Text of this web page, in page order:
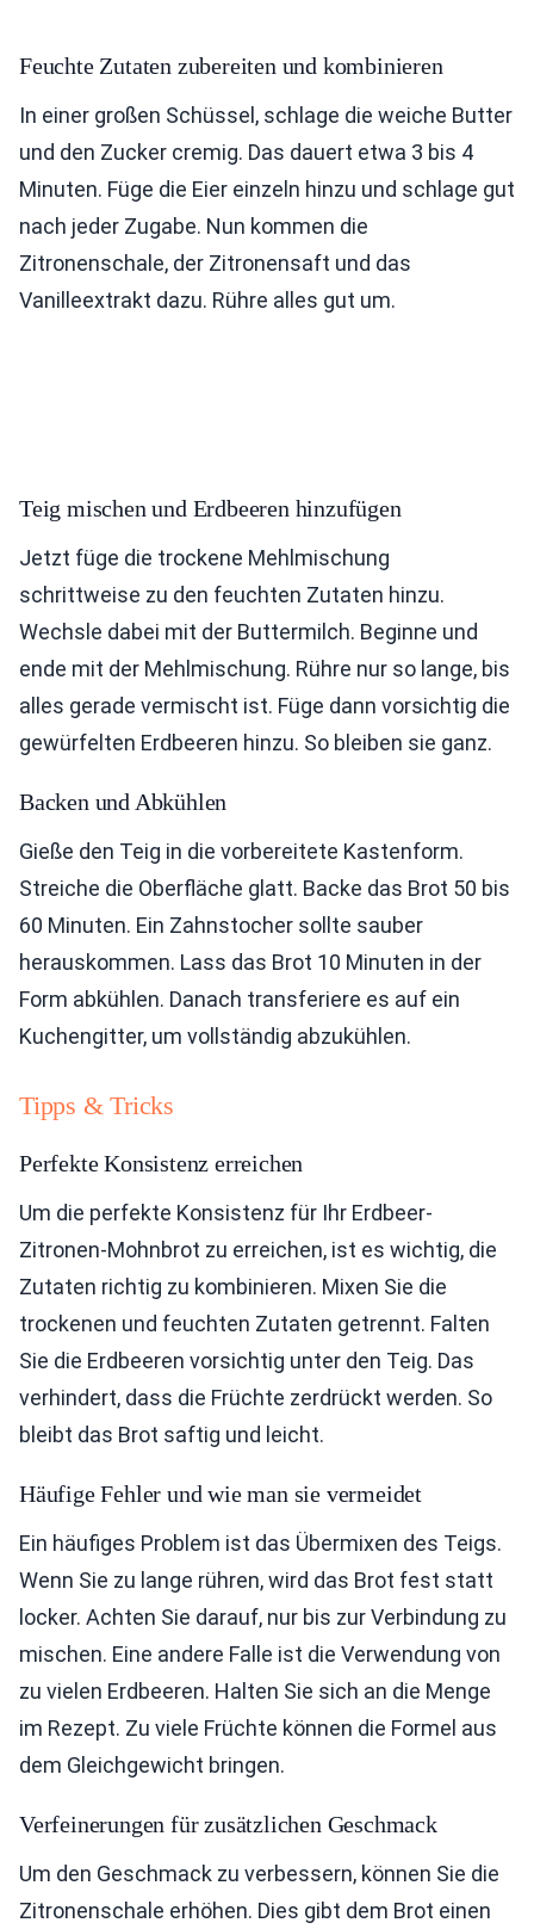
Feuchte Zutaten zubereiten und kombinieren
In einer großen Schüssel, schlage die weiche Butter
und den Zucker cremig. Das dauert etwa 3 bis 4
Minuten. Füge die Eier einzeln hinzu und schlage gut
nach jeder Zugabe. Nun kommen die
Zitronenschale, der Zitronensaft und das
Vanilleextrakt dazu. Rühre alles gut um.
Teig mischen und Erdbeeren hinzufügen
Jetzt füge die trockene Mehlmischung
schrittweise zu den feuchten Zutaten hinzu.
Wechsle dabei mit der Buttermilch. Beginne und
ende mit der Mehlmischung. Rühre nur so lange, bis
alles gerade vermischt ist. Füge dann vorsichtig die
gewürfelten Erdbeeren hinzu. So bleiben sie ganz.
Backen und Abkühlen
Gieße den Teig in die vorbereitete Kastenform.
Streiche die Oberfläche glatt. Backe das Brot 50 bis
60 Minuten. Ein Zahnstocher sollte sauber
herauskommen. Lass das Brot 10 Minuten in der
Form abkühlen. Danach transferiere es auf ein
Kuchengitter, um vollständig abzukühlen.
Tipps & Tricks
Perfekte Konsistenz erreichen
Um die perfekte Konsistenz für Ihr Erdbeer-
Zitronen-Mohnbrot zu erreichen, ist es wichtig, die
Zutaten richtig zu kombinieren. Mixen Sie die
trockenen und feuchten Zutaten getrennt. Falten
Sie die Erdbeeren vorsichtig unter den Teig. Das
verhindert, dass die Früchte zerdrückt werden. So
bleibt das Brot saftig und leicht.
Häufige Fehler und wie man sie vermeidet
Ein häufiges Problem ist das Übermixen des Teigs.
Wenn Sie zu lange rühren, wird das Brot fest statt
locker. Achten Sie darauf, nur bis zur Verbindung zu
mischen. Eine andere Falle ist die Verwendung von
zu vielen Erdbeeren. Halten Sie sich an die Menge
im Rezept. Zu viele Früchte können die Formel aus
dem Gleichgewicht bringen.
Verfeinerungen für zusätzlichen Geschmack
Um den Geschmack zu verbessern, können Sie die
Zitronenschale erhöhen. Dies gibt dem Brot einen